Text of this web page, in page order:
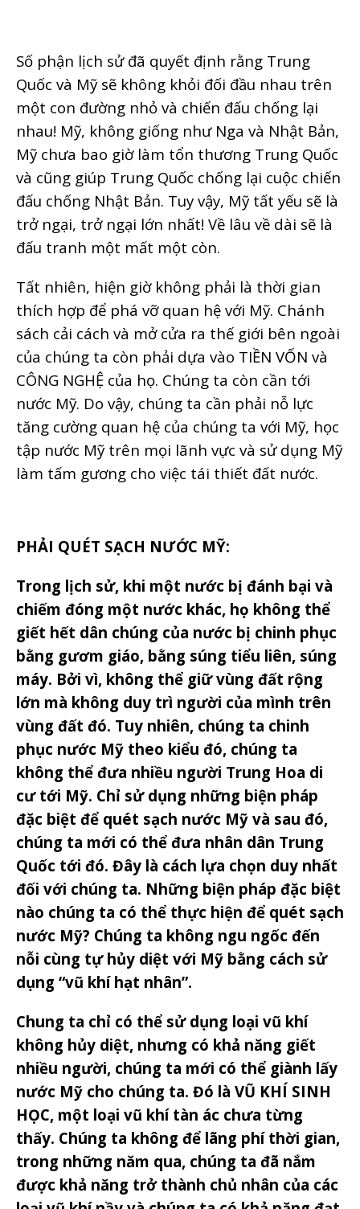
Số phận lịch sử đã quyết định rằng Trung
Quốc và Mỹ sẽ không khỏi đối đầu nhau trên
một con đường nhỏ và chiến đấu chống lại
nhau! Mỹ, không giống như Nga và Nhật Bản,
Mỹ chưa bao giờ làm tổn thương Trung Quốc
và cũng giúp Trung Quốc chống lại cuộc chiến
đấu chống Nhật Bản. Tuy vậy, Mỹ tất yếu sẽ là
trở ngại, trở ngại lớn nhất! Về lâu về dài sẽ là
đấu tranh một mất một còn.
Tất nhiên, hiện giờ không phải là thời gian
thích hợp để phá vỡ quan hệ với Mỹ. Chánh
sách cải cách và mở cửa ra thế giới bên ngoài
của chúng ta còn phải dựa vào TIỀN VỐN và
CÔNG NGHỆ của họ. Chúng ta còn cần tới
nước Mỹ. Do vậy, chúng ta cần phải nỗ lực
tăng cường quan hệ của chúng ta với Mỹ, học
tập nước Mỹ trên mọi lãnh vực và sử dụng Mỹ
làm tấm gương cho việc tái thiết đất nước.
PHẢI QUÉT SẠCH NƯỚC MỸ:
Trong lịch sử, khi một nước bị đánh bại và
chiếm đóng một nước khác, họ không thể
giết hết dân chúng của nước bị chinh phục
bằng gươm giáo, bằng súng tiểu liên, súng
máy. Bởi vì, không thể giữ vùng đất rộng
lớn mà không duy trì người của mình trên
vùng đất đó. Tuy nhiên, chúng ta chinh
phục nước Mỹ theo kiểu đó, chúng ta
không thể đưa nhiều người Trung Hoa di
cư tới Mỹ. Chỉ sử dụng những biện pháp
đặc biệt để quét sạch nước Mỹ và sau đó,
chúng ta mới có thể đưa nhân dân Trung
Quốc tới đó. Đây là cách lựa chọn duy nhất
đối với chúng ta. Những biện pháp đặc biệt
nào chúng ta có thể thực hiện để quét sạch
nước Mỹ? Chúng ta không ngu ngốc đến
nỗi cùng tự hủy diệt với Mỹ bằng cách sử
dụng “vũ khí hạt nhân”.
Chung ta chỉ có thể sử dụng loại vũ khí
không hủy diệt, nhưng có khả năng giết
nhiều người, chúng ta mới có thể giành lấy
nước Mỹ cho chúng ta. Đó là VŨ KHÍ SINH
HỌC, một loại vũ khí tàn ác chưa từng
thấy. Chúng ta không để lãng phí thời gian,
trong những năm qua, chúng ta đã nắm
được khả năng trở thành chủ nhân của các